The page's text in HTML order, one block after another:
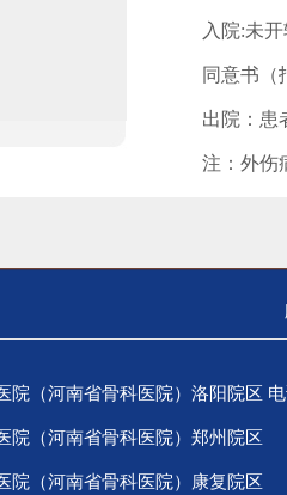
入院:未
同意书（
出院：患
注：外伤
院（河南省骨科医院）洛阳院区
院（河南省骨科医院）郑州院区
院（河南省骨科医院）康复院区